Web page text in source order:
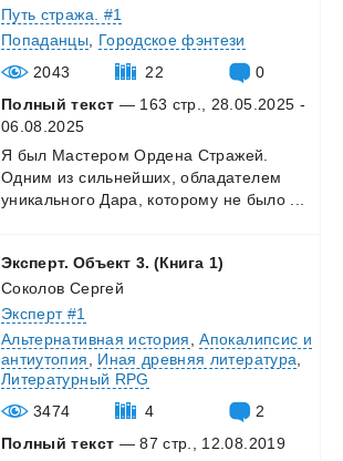
Путь стража. #1
Попаданцы
Городское фэнтези
2043
22
0
Полный текст — 163 стр., 28.05.2025 -
06.08.2025
Я был Мастером Ордена Стражей.
Одним из сильнейших, обладателем
уникального Дара, которому не было
Эксперт. Объект 3. (Книга 1)
Соколов Сергей
Эксперт #1
Альтернативная история
,Апокалипсис и
антиутопия
Иная древняя литература
Литературный RPG
3474
4
2
Полный текст — 87 стр., 12.08.2019